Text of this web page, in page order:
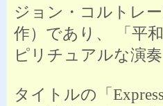
ジョン・コルトレ
作）であり、 「平
ピリチュアルな演
タイトルの「